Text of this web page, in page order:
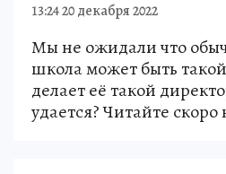
13:24 20 декабря 2022
Мы не ожидали что
школа может быть
делает её такой
удается? Читайте